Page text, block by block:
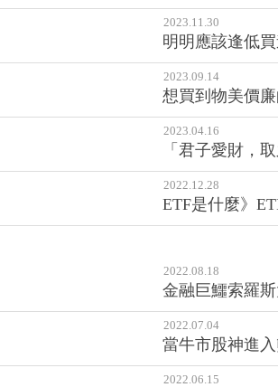
2023.11.30
明明應該逢低
2023.09.14
想買到物美價
2023.04.16
「君子愛財，
2022.12.28
ETF是什麼》
2022.08.18
金融巨鱷索羅
2022.07.04
當牛市股神進
2022.06.15